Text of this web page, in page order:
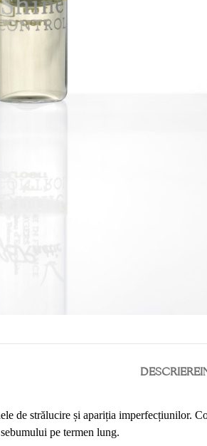
DESCRIERE
de strălucire și apariția imperfecțiunilor.
pe termen lung.